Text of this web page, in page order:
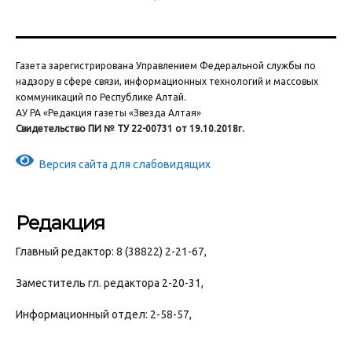
Газета зарегистрирована Управлением Федеральной службы по
надзору в сфере связи, информационных технологий и массовых
коммуникаций по Республике Алтай.
АУ РА «Редакция газеты «Звезда Алтая»
Свидетельство ПИ № ТУ 22-00731 от 19.10.2018г.
Версия сайта для слабовидящих
Редакция
Главный редактор: 8 (38822) 2-21-67,
Заместитель гл. редактора 2-20-31,
Информационный отдел: 2-58-57,